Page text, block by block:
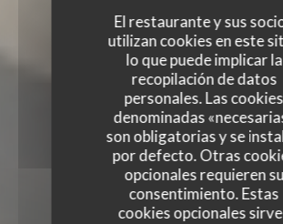
El restaurante y sus
utilizan cookies en este
lo que puede implicar la
recopilación de datos
personales. Las cookies
denominadas
son obligatorias y se
por defecto. Otras
opcionales requieren su
consentimiento. Estas
cookies opcionales